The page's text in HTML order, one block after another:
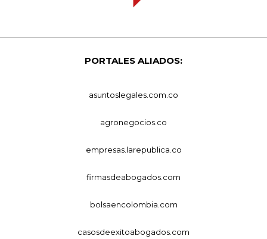
PORTALES ALIADOS:
asuntoslegales.com.co
agronegocios.co
empresas.larepublica.co
firmasdeabogados.com
bolsaencolombia.com
casosdeexitoabogados.com